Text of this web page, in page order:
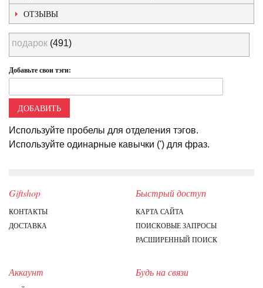
ОТЗЫВЫ
подарок (491)
Добавьте свои тэги:
ДОБАВИТЬ
Используйте пробелы для отделения тэгов.
Используйте одинарные кавычки (') для фраз.
Giftshop
КОНТАКТЫ
ДОСТАВКА
Быстрый доступ
КАРТА САЙТА
ПОИСКОВЫЕ ЗАПРОСЫ
РАСШИРЕННЫЙ ПОИСК
Аккаунт Будь на связи